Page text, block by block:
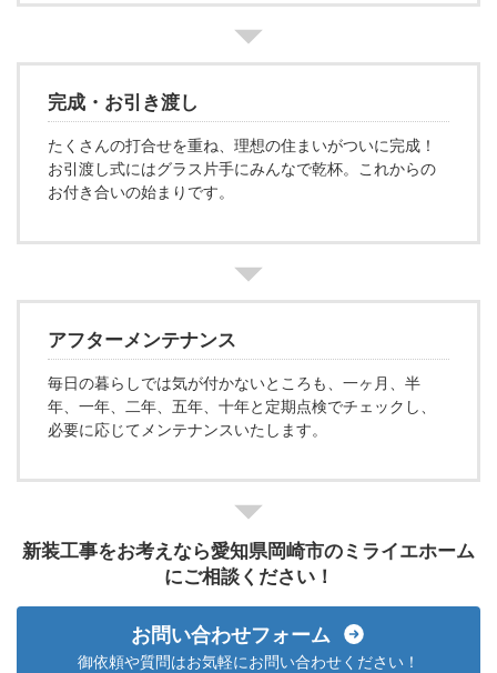
完成・お引き渡し
たくさんの打合せを重ね、理想の住まいがついに完成！
お引渡し式にはグラス片手にみんなで乾杯。これからの
お付き合いの始まりです。
アフターメンテナンス
毎日の暮らしでは気が付かないところも、一ヶ月、半
年、一年、二年、五年、十年と定期点検でチェックし、
必要に応じてメンテナンスいたします。
新装工事をお考えなら愛知県岡崎市のミライエホーム
にご相談ください！
お問い合わせフォーム
御依頼や質問はお気軽にお問い合わせください！